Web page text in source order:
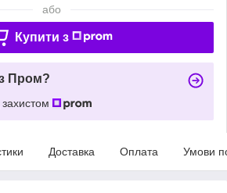
або
Купити з
Пром?
Доставка Оплата Умови